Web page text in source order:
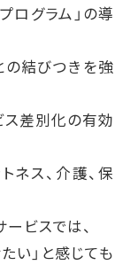
ログラム」の導
の結びつきを強
ス差別化の有効
ネス、介護、保
ビスでは、
い」と感じても